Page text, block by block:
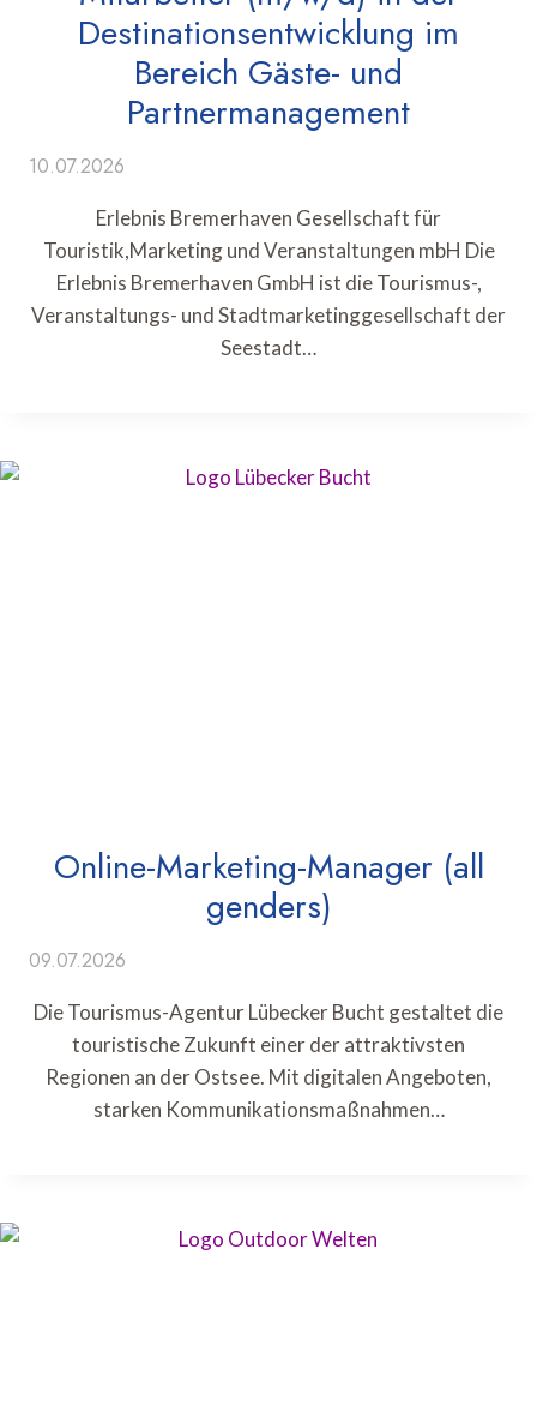
Destinationsentwicklung im
Bereich Gäste- und
Partnermanagement
10.07.2026
Erlebnis Bremerhaven Gesellschaft für
Touristik,Marketing und Veranstaltungen mbH Die
Erlebnis Bremerhaven GmbH ist die Tourismus-,
Veranstaltungs- und Stadtmarketinggesellschaft der
Seestadt…
Online-Marketing-Manager (all
genders)
09.07.2026
Die Tourismus-Agentur Lübecker Bucht gestaltet die
touristische Zukunft einer der attraktivsten
Regionen an der Ostsee. Mit digitalen Angeboten,
starken Kommunikationsmaßnahmen…